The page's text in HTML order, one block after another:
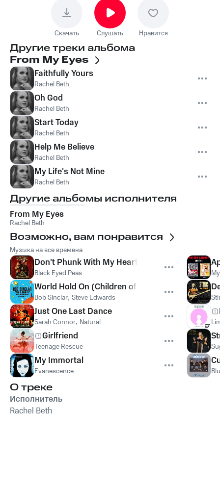
Скачать Слушать Нравится
Другие треки альбома
From My Eyes
Faithfully Yours
Rachel Beth
Oh God
Rachel Beth
Start Today
Rachel Beth
Help Me Believe
Rachel Beth
My Life's Not Mine
Rachel Beth
Другие альбомы исполнителя
From My Eyes
Rachel Beth
Возможно, вам понравится
Музыка на все времена
Don't Phunk With My Heart
Black Eyed Peas
World Hold On (Children of the Sky)
Bob Sinclar, Steve Edwards
Just One Last Dance
Sarah Connor, Natural
Girlfriend
Teenage Rescue
My Immortal
Evanescence
О треке
Исполнитель
Rachel Beth